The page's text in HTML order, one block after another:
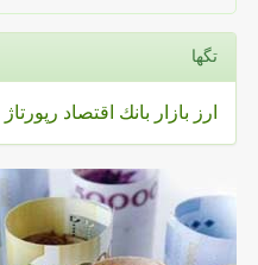
تگها
ارز بازار بانك اقتصاد رپورتاژ